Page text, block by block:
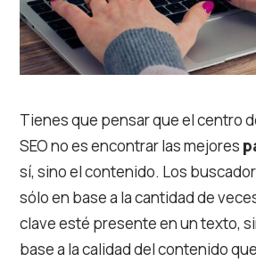
Tienes que pensar que el centro
SEO no es encontrar las mejores
sí, sino el contenido. Los
sólo en base a la cantidad de
clave esté presente en un texto,
base a la calidad del contenido